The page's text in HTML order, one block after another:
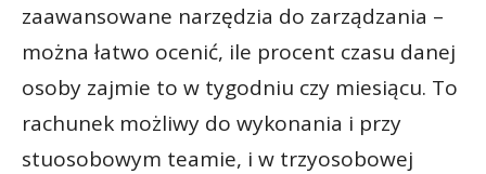
zaawansowane narzędzia do zarządzania –
można łatwo ocenić, ile procent czasu danej
osoby zajmie to w tygodniu czy miesiącu. To
rachunek możliwy do wykonania i przy
stuosobowym teamie, i w trzyosobowej